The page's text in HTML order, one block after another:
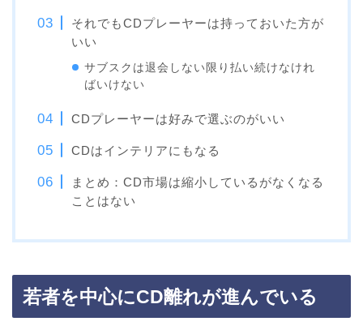
それでもCDプレーヤーは持っておいた方が
いい
サブスクは退会しない限り払い続けなけれ
ばいけない
CDプレーヤーは好みで選ぶのがいい
CDはインテリアにもなる
まとめ：CD市場は縮小しているがなくなる
ことはない
若者を中心にCD離れが進んでいる